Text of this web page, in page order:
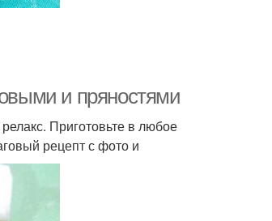
и пряностями
Приготовьте в любое
рецепт с фото и